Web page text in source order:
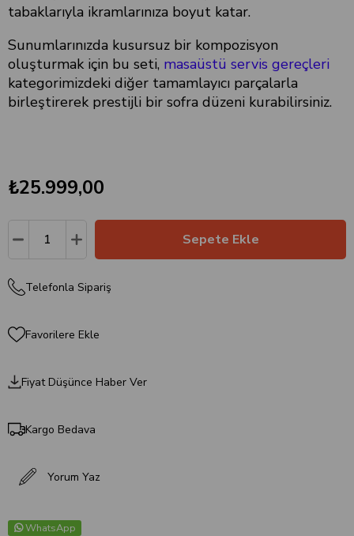
tabaklarıyla ikramlarınıza boyut katar.
Sunumlarınızda kusursuz bir kompozisyon
oluşturmak için bu seti, masaüstü servis gereçleri
kategorimizdeki diğer tamamlayıcı parçalarla
birleştirerek prestijli bir sofra düzeni kurabilirsiniz.
₺25.999,00
Telefonla Sipariş
Favorilere Ekle
Fiyat Düşünce Haber Ver
Kargo Bedava
Yorum Yaz
WhatsApp